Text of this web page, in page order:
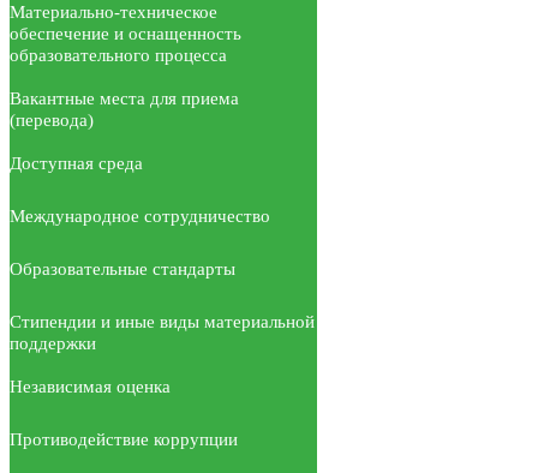
Материально-техническое
обеспечение и оснащенность
образовательного процесса
Вакантные места для приема
(перевода)
Доступная среда
Международное сотрудничество
Образовательные стандарты
Стипендии и иные виды материальной
поддержки
Независимая оценка
Противодействие коррупции